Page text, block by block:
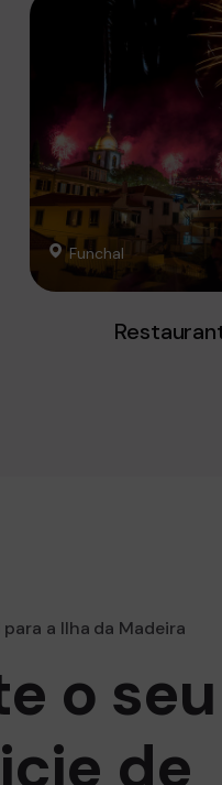
Funchal
a Ilha da Madeira
o seu
de